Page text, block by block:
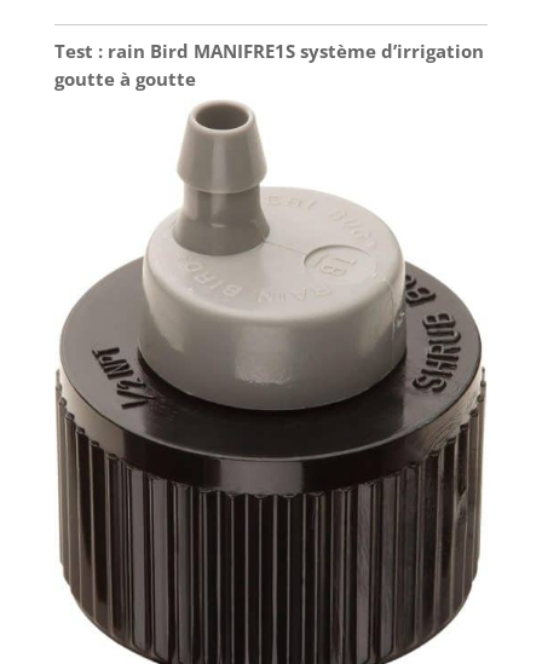
Test : rain Bird MANIFRE1S système d’irrigation
goutte à goutte